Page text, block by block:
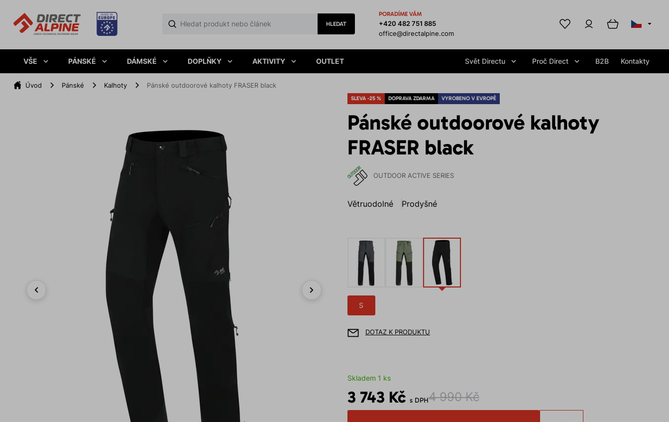
HLEDAT
PORADÍME VÁM
+420 482 751 885
office@directalpine.com
VŠE PÁNSKÉ DÁMSKÉ DOPLŇKY AKTIVITY OUTLET Svět Directu Proč Direct B2B Kontakty
Úvod Pánské Kalhoty Pánské outdoorové kalhoty FRASER black
SLEVA -25 % DOPRAVA ZDARMA VYROBENO V EVROPĚ
Pánské outdoorové kalhoty
FRASER black
OUTDOOR ACTIVE SERIES
Větruodolné Prodyšné
S
DOTAZ K PRODUKTU
Skladem 1 ks
3 743 Kč s DPH4 990 Kč